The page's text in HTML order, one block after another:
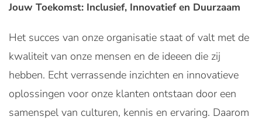
Jouw Toekomst: Inclusief, Innovatief en Duurzaam
Het succes van onze organisatie staat of valt met de
kwaliteit van onze mensen en de ideeen die zij
hebben. Echt verrassende inzichten en innovatieve
oplossingen voor onze klanten ontstaan door een
samenspel van culturen, kennis en ervaring. Daarom